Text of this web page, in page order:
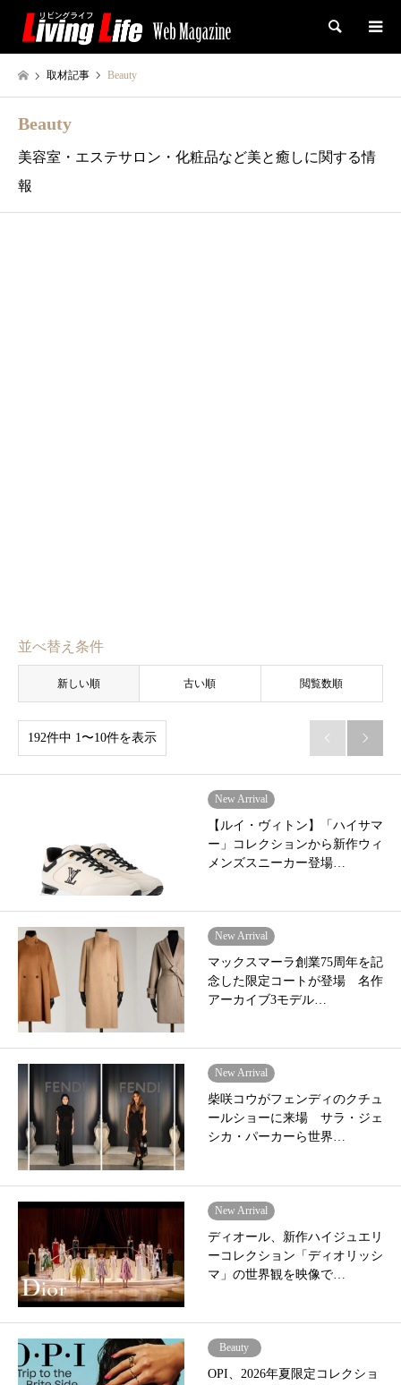
検索
取材記事 Beauty
Beauty
美容室・エステサロン・化粧品など美と癒しに関する情
報
並べ替え条件
新しい順 古い順 閲覧数順
192件中 1〜10件を表示  
New Arrival
【ルイ・ヴィトン】「ハイサマ
ー」コレクションから新作ウィ
メンズスニーカー登場…
New Arrival
マックスマーラ創業75周年を記
念した限定コートが登場 名作
アーカイブ3モデル…
New Arrival
柴咲コウがフェンディのクチュ
ールショーに来場 サラ・ジェ
シカ・パーカーら世界…
New Arrival
ディオール、新作ハイジュエリ
ーコレクション「ディオリッシ
マ」の世界観を映像で…
Beauty
OPI、2026年夏限定コレクショ